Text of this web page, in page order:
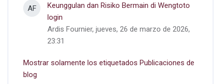
AF
Keunggulan dan Risiko Bermain di Wengtoto
login
Ardis Fournier, jueves, 26 de marzo de 2026,
23:31
Mostrar solamente los etiquetados Publicaciones de
blog